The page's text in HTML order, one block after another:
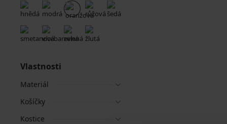
Vlastnosti
Materiál
Košíčky
Kostice